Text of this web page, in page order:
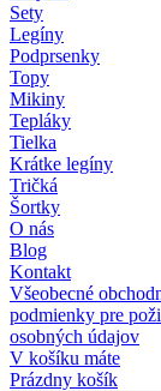
Sety
Legíny
Podprsenky
Topy
Mikiny
Tepláky
Tielka
Krátke legíny
Tričká
Šortky
O nás
Blog
Kontakt
Všeobecné
podmienky pre
osobných údajov
V košíku máte
Prázdny košík